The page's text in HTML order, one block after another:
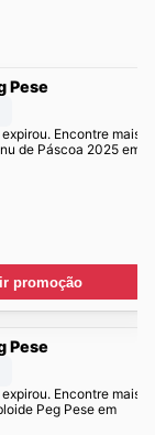
Pese
Encontre mais
de Páscoa 2025 em
promoção
Pese
Encontre mais
Peg Pese em